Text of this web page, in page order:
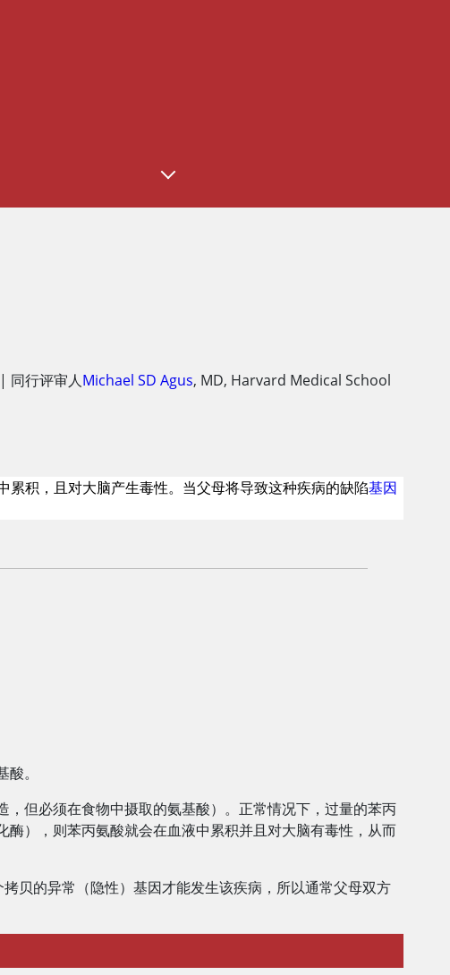
| 同行评审人Michael SD Agus, MD, Harvard Medical School
累积，且对大脑产生毒性。当父母将导致这种疾病的缺陷基因
。
但必须在食物中摄取的氨基酸）。正常情况下，过量的苯丙
），则苯丙氨酸就会在血液中累积并且对大脑有毒性，从而
贝的异常（隐性）基因才能发生该疾病，所以通常父母双方